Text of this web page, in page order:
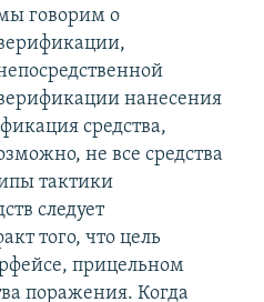
говорим о
нанесения
средства,
не все средства
тактики
следует
того, что цель
прицельном
поражения. Когда